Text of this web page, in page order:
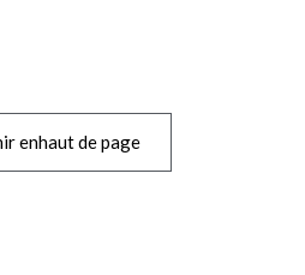
enhaut de page